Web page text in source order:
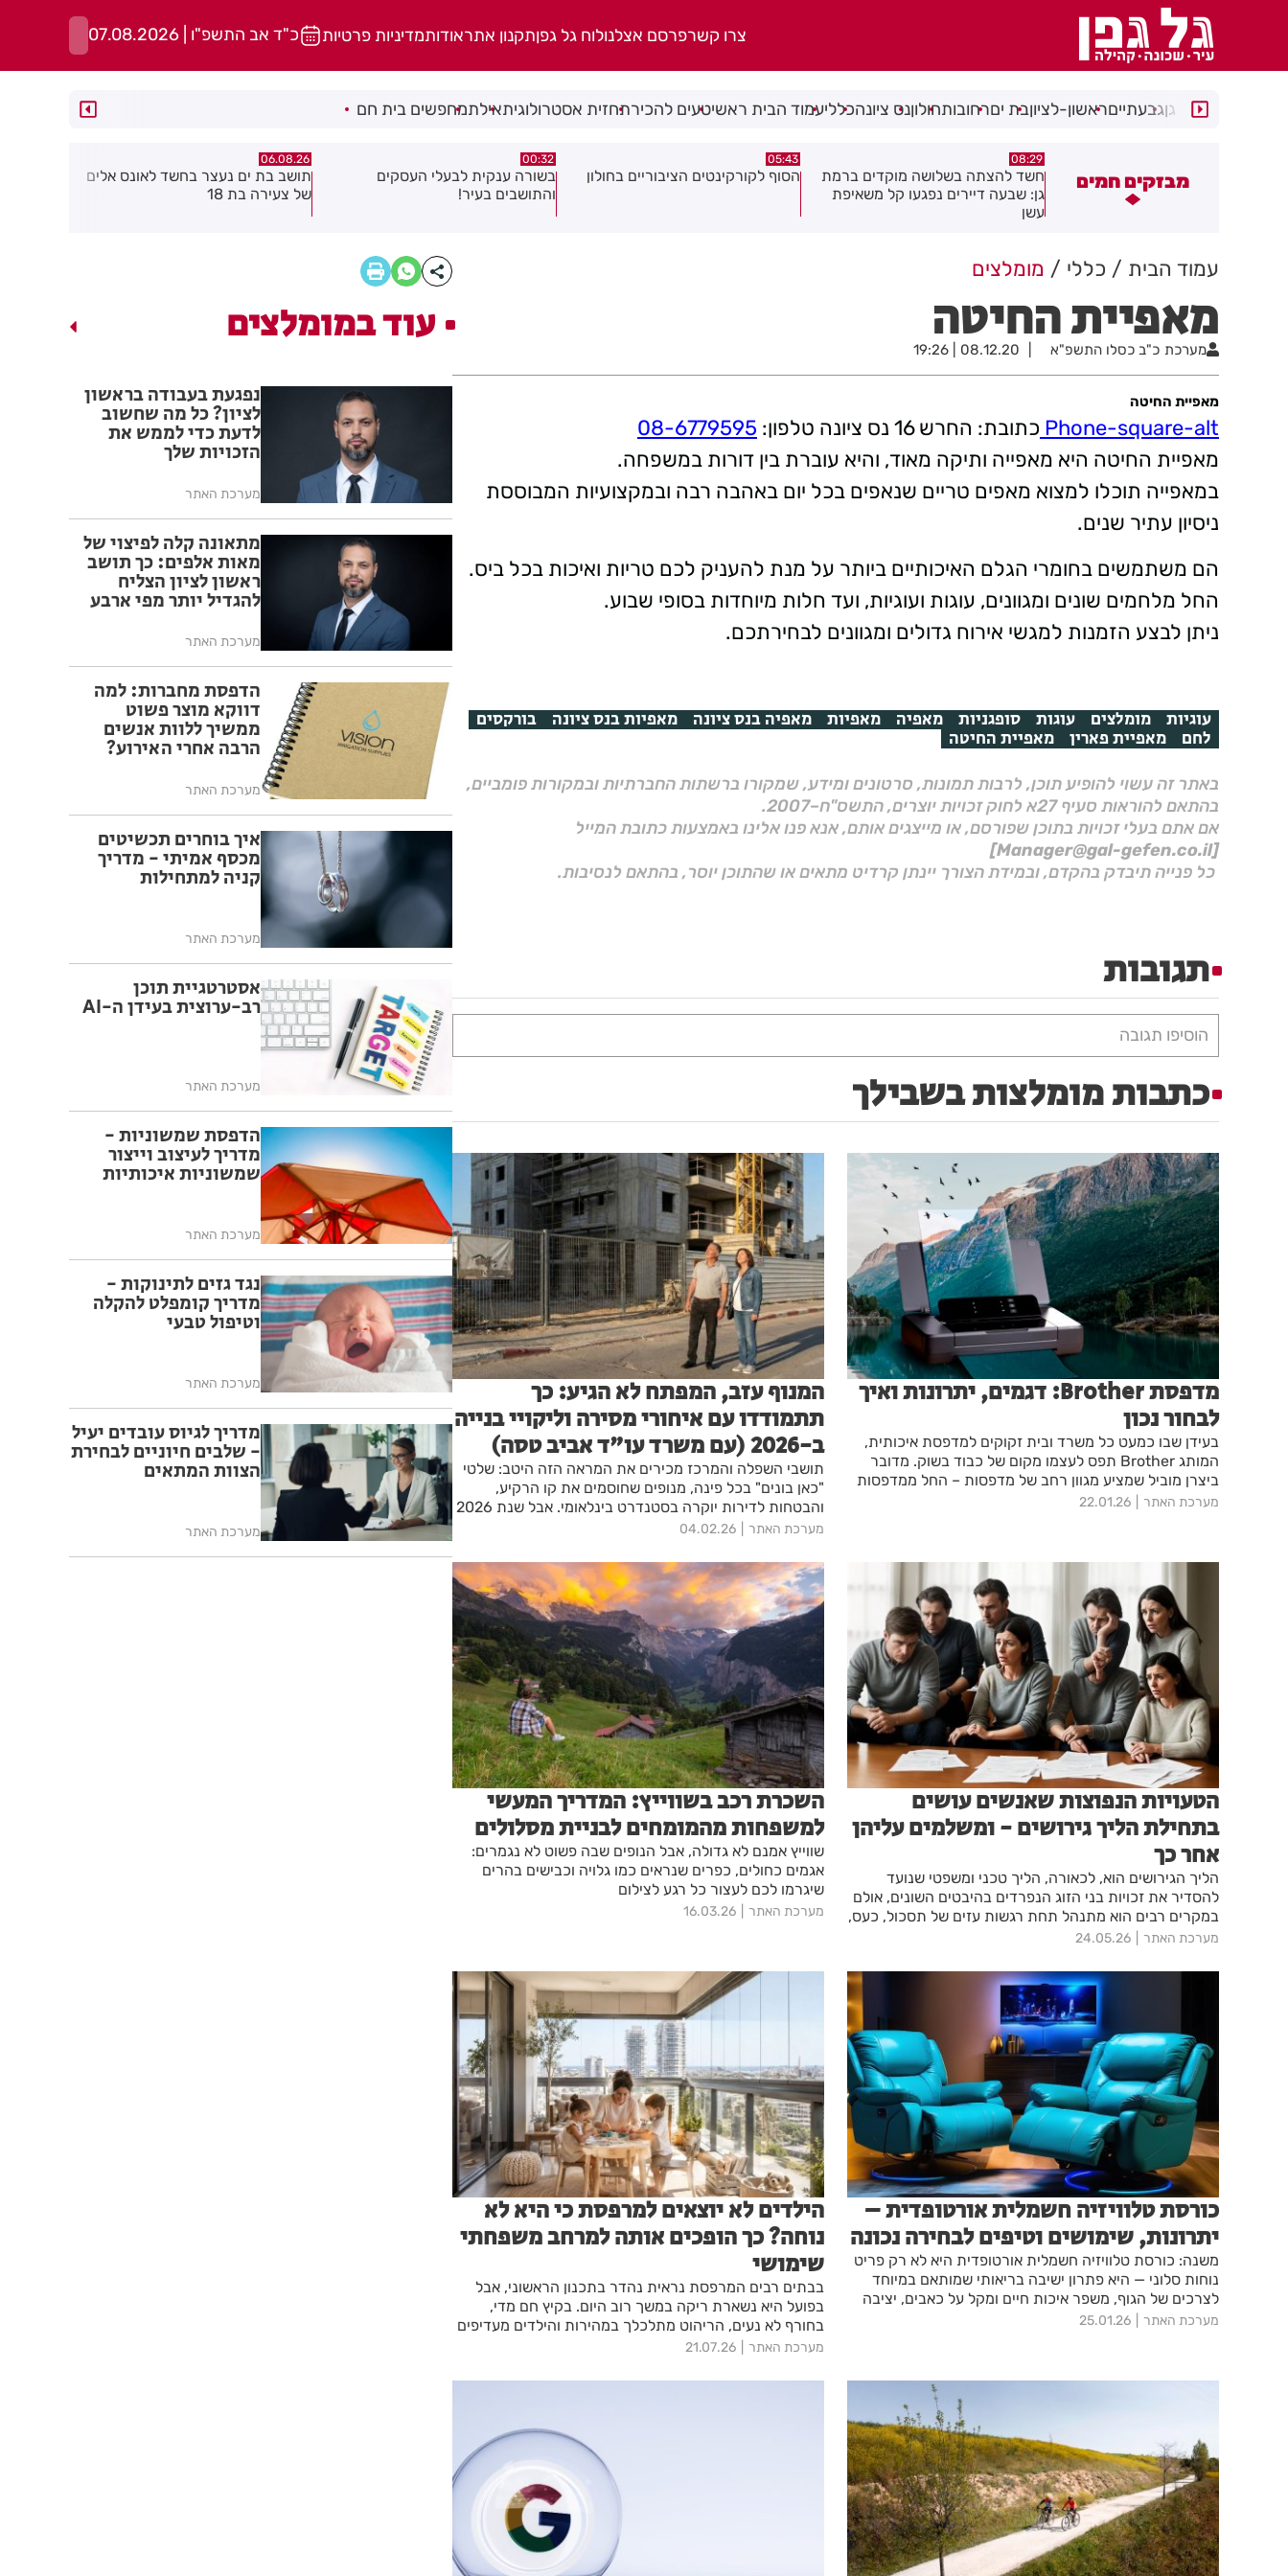
צרו קשרפרסם אצלנולוח גל גפןתקנון אתראודותמדיניות פרטיות כ"ד אב התשפ"ו | 07.08.2026
רמת גןגבעתייםראשון-לציוןבת יםרחובותחולוןנס ציונהכלליעמוד הבית ראשיטעים להכירתחזית אסטרולוגיתאילתמחפשים בית חם
מבזקים חמים
חשד להצתה בשלושה מוקדים ברמת
גן: שבעה דיירים נפגעו קל משאיפת
05:43
הסוף לקורקינטים הציבוריים בחולון
00:32
בשורה ענקית לבעלי העסקים
06.08.26
תושב בת ים נעצר בחשד לאונס אלים
של צעירה בת 18
06.08.26
חולון תקבל 2.5 מיליון שקלים
להפחתת זיהום האוויר מתחבורה
עמוד הבית כללי מומלצים
מאפיית החיטה
מערכת כ"ב כסלו התשפ"א 08.12.20 | 19:26
מאפיית החיטה
Phone-square-alt כתובת: החרש 16 נס ציונה טלפון:
08-6779595
מאפיית החיטה היא מאפייה ותיקה מאוד, והיא עוברת בין דורות במשפחה.
במאפייה תוכלו למצוא מאפים טריים שנאפים בכל יום באהבה רבה ובמקצועיות המבוססת
ניסיון עתיר שנים.
הם משתמשים בחומרי הגלם האיכותיים ביותר על מנת להעניק לכם טריות ואיכות בכל ביס.
החל מלחמים שונים ומגוונים, עוגות ועוגיות, ועד חלות מיוחדות בסופי שבוע.
ניתן לבצע הזמנות למגשי אירוח גדולים ומגוונים לבחירתכם.
עוגיות מומלצים עוגות סופגניות מאפיה מאפיות מאפיה בנס ציונה מאפיות בנס ציונה בורקסים
לחם מאפיית פארין מאפיית החיטה
באתר זה עשוי להופיע תוכן, לרבות תמונות, סרטונים ומידע, שמקורו ברשתות החברתיות ובמקורות פומביים,
בהתאם להוראות סעיף 27א לחוק זכויות יוצרים, התשס"ח–2007.
אם אתם בעלי זכויות בתוכן שפורסם, או מייצגים אותם, אנא פנו אלינו באמצעות כתובת המייל
[Manager@gal-gefen.co.il]
כל פנייה תיבדק בהקדם, ובמידת הצורך יינתן קרדיט מתאים או שהתוכן יוסר, בהתאם לנסיבות.
תגובות
הוסיפו תגובה
כתבות מומלצות בשבילך
מדפסת Brother: דגמים, יתרונות ואיך
לבחור נכון
בעידן שבו כמעט כל משרד ובית זקוקים למדפסת איכותית,
המותג Brother תפס לעצמו מקום של כבוד בשוק. מדובר
ביצרן מוביל שמציע מגוון רחב של מדפסות – החל ממדפסות
ביתיות פשוטות ועד לדגמי לייזר מתקדמים למשרדים גדולים.
או מהלמידה, חשוב להבין מה היתרונות של המותג הזה ואיך
בוחרים את הדגם הנכון עבורכם
מערכת האתר 22.01.26
המנוף עזב, המפתח לא הגיע: כך
תתמודדו עם איחורי מסירה וליקויי בנייה
ב-2026 (עם משרד עו"ד אביב טסה)
תושבי השפלה והמרכז מכירים את המראה הזה היטב: שלטי
"כאן בונים" בכל פינה, מנופים שחוסמים את קו הרקיע,
והבטחות לדירות יוקרה בסטנדרט בינלאומי. אבל שנת 2026
מביאה איתה מציאות מורכבת עבור רוכשי הדירות ודיירי
החיים, הופך עבור משפחות רבות לסיוט מתמשך של דחיות,
תירוצים וליקויים
מערכת האתר 04.02.26
הטעויות הנפוצות שאנשים עושים
בתחילת הליך גירושים - ומשלמים עליהן
אחר כך
הליך הגירושים הוא, לכאורה, הליך טכני ומשפטי שנועד
להסדיר את זכויות בני הזוג הנפרדים בהיבטים השונים, אולם
במקרים רבים הוא מתנהל תחת רגשות עזים של תסכול, כעס,
חוסר אמון וחששות. למרות המורכבות הרגשית, חשוב לזכור
ההליך ועל התוצאות לטווח ארוך, ולכן, חשוב להימנע מטעויות
שיגבו מחיר בהמשך.
מערכת האתר 24.05.26
השכרת רכב בשווייץ: המדריך המעשי
למשפחות מהמומחים לבניית מסלולים
שווייץ אמנם לא גדולה, אבל הנופים שבה פשוט לא נגמרים:
אגמים כחולים, כפרים שנראים כמו גלויה וכבישים בהרים
שיגרמו לכם לעצור כל רגע לצילום
מערכת האתר 16.03.26
כורסת טלוויזיה חשמלית אורטופדית –
יתרונות, שימושים וטיפים לבחירה נכונה
משנה: כורסת טלוויזיה חשמלית אורטופדית היא לא רק פריט
נוחות סלוני — היא פתרון ישיבה בריאותי שמותאם במיוחד
לצרכים של הגוף, משפר איכות חיים ומקל על כאבים, יציבה
ושגרת היוםיום
מערכת האתר 25.01.26
הילדים לא יוצאים למרפסת כי היא לא
נוחה? כך הופכים אותה למרחב משפחתי
שימושי
בבתים רבים המרפסת נראית נהדר בתכנון הראשוני, אבל
בפועל היא נשארת ריקה במשך רוב היום. בקיץ חם מדי,
בחורף לא נעים, הריהוט מתלכלך במהירות והילדים מעדיפים
להישאר בסלון. עם הזמן המרפסת הופכת לאזור מעבר,
מגיעים אורחים.
מערכת האתר 21.07.26
עוד במומלצים
נפגעת בעבודה בראשון
לציון? כל מה שחשוב
לדעת כדי לממש את
הזכויות שלך
מערכת האתר
מתאונה קלה לפיצוי של
מאות אלפים: כך תושב
ראשון לציון הצליח
להגדיל יותר מפי ארבע
הביטוח
מערכת האתר
הדפסת מחברות: למה
דווקא מוצר פשוט
ממשיך ללוות אנשים
הרבה אחרי האירוע?
מערכת האתר
איך בוחרים תכשיטים
מכסף אמיתי - מדריך
קניה למתחילות
מערכת האתר
אסטרטגיית תוכן
רב-ערוצית בעידן ה-AI
מערכת האתר
הדפסת שמשוניות -
מדריך לעיצוב וייצור
שמשוניות איכותיות
מערכת האתר
נגד גזים לתינוקות -
מדריך קומפלט להקלה
וטיפול טבעי
מערכת האתר
מדריך לגיוס עובדים יעיל
- שלבים חיוניים לבחירת
הצוות המתאים
מערכת האתר